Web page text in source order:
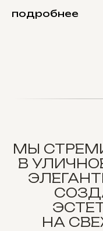
подробнее
МЫ
В
НА